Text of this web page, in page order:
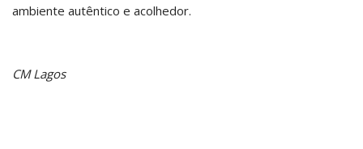
ambiente autêntico e acolhedor.
CM Lagos